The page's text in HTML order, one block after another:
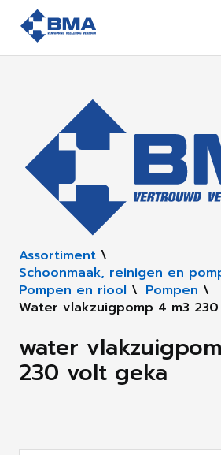
Assortiment \
Schoonmaak, reinigen en
Pompen en riool \ Pompen \
Water vlakzuigpomp 4 m3
water
230 volt geka